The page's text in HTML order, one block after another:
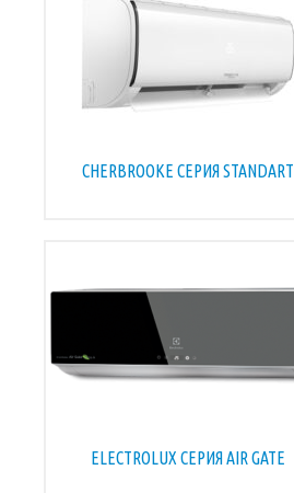
CHERBROOKE СЕРИЯ STANDART
ELECTROLUX СЕРИЯ AIR GATE